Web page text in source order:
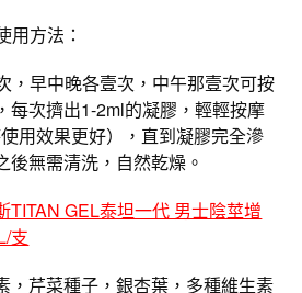
用方法：
，早中晚各壹次，中午那壹次可按
每次擠出1-2ml的凝膠，輕輕按摩
用效果更好），直到凝膠完全滲
後無需清洗，自然乾燥。
TITAN GEL泰坦一代 男士陰莖增
支
，芹菜種子，銀杏葉，多種維生素